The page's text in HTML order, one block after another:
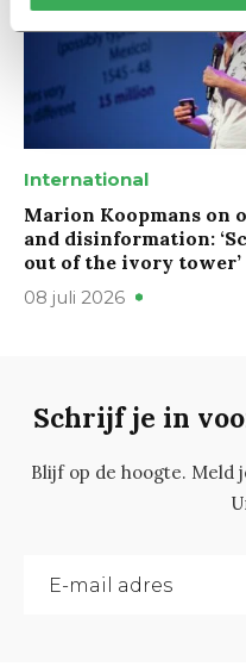
International
Marion Koopmans on
and disinformation:
out of the ivory tower’
08 juli 2026
Schrijf je in
Blijf op de hoogte. Meld